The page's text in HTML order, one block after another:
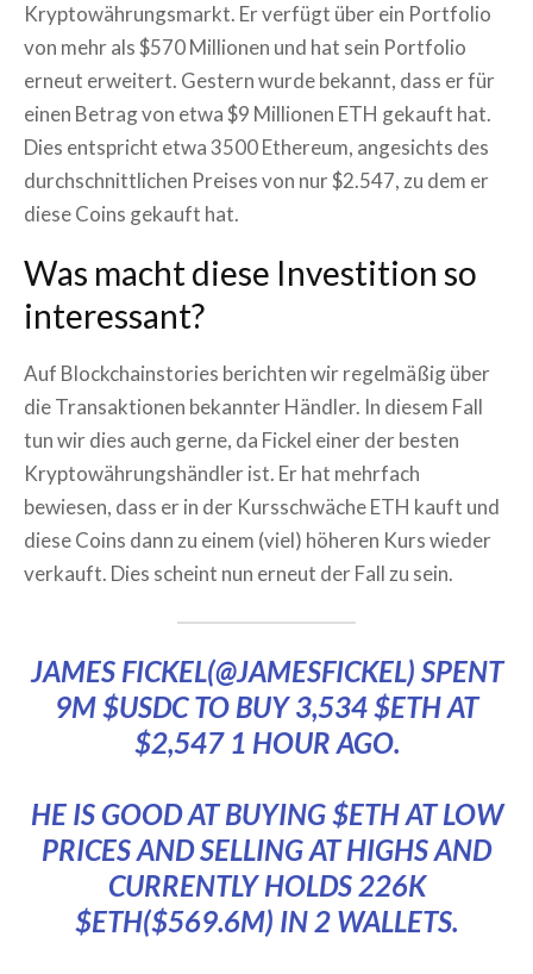
Kryptowährungsmarkt. Er verfügt über ein Portfolio
von mehr als $570 Millionen und hat sein Portfolio
erneut erweitert. Gestern wurde bekannt, dass er für
einen Betrag von etwa $9 Millionen ETH gekauft hat.
Dies entspricht etwa 3500 Ethereum, angesichts des
durchschnittlichen Preises von nur $2.547, zu dem er
diese Coins gekauft hat.
Was macht diese Investition so
interessant?
Auf Blockchainstories berichten wir regelmäßig über
die Transaktionen bekannter Händler. In diesem Fall
tun wir dies auch gerne, da Fickel einer der besten
Kryptowährungshändler ist. Er hat mehrfach
bewiesen, dass er in der Kursschwäche ETH kauft und
diese Coins dann zu einem (viel) höheren Kurs wieder
verkauft. Dies scheint nun erneut der Fall zu sein.
JAMES FICKEL(@JAMESFICKEL) SPENT
9M$USDCTO BUY 3,534$ETHAT
$2,547 1 HOUR AGO.
HE IS GOOD AT BUYING$ETHAT LOW
PRICES AND SELLING AT HIGHS AND
CURRENTLY HOLDS 226K
$ETH($569.6M) IN 2 WALLETS.